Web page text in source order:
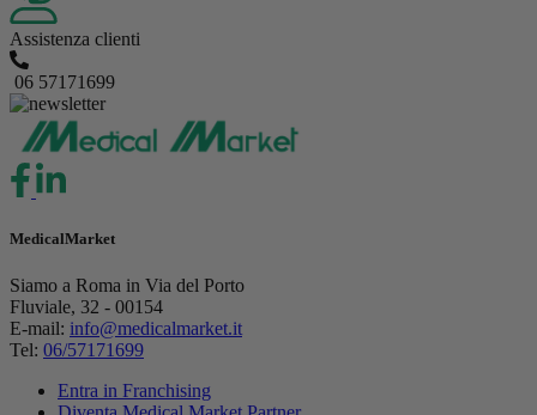
Assistenza clienti
06 57171699
MedicalMarket
Siamo a Roma in Via del Porto
Fluviale, 32 - 00154
E-mail: info@medicalmarket.it
Tel: 06/57171699
Entra in Franchising